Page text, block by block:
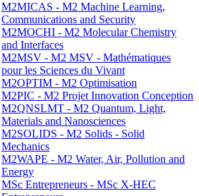
M2MICAS - M2 Machine Learning,
Communications and Security
M2MOCHI - M2 Molecular Chemistry
and Interfaces
M2MSV - M2 MSV - Mathématiques
pour les Sciences du Vivant
M2OPTIM - M2 Optimisation
M2PIC - M2 Projet Innovation Conception
M2QNSLMT - M2 Quantum, Light,
Materials and Nanosciences
M2SOLIDS - M2 Solids - Solid
Mechanics
M2WAPE - M2 Water, Air, Pollution and
Energy
MSc Entrepreneurs - MSc X-HEC